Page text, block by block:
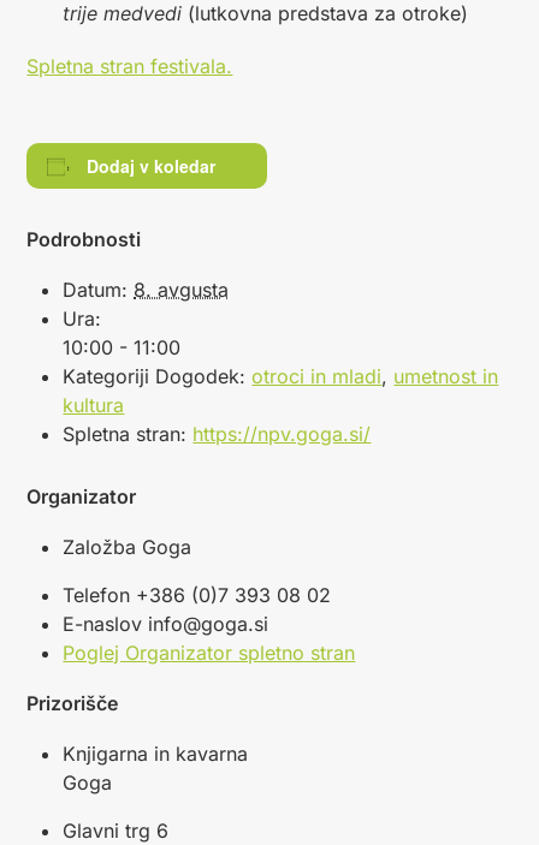
trije medvedi (lutkovna predstava za otroke)
Spletna stran festivala.
Dodaj v koledar
Podrobnosti
Datum: 8. avgusta
Ura:
10:00 - 11:00
Kategoriji Dogodek: otroci in mladi, umetnost in
kultura
Spletna stran: https://npv.goga.si/
Organizator
Založba Goga
Telefon +386 (0)7 393 08 02
E-naslov info@goga.si
Poglej Organizator spletno stran
Prizorišče
Knjigarna in kavarna
Goga
Glavni trg 6